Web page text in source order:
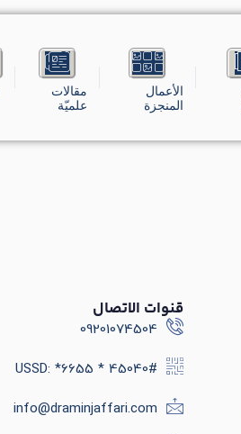
الأعمال
المنجزة
مقالات
علميّة
قنوات الاتصال
09201074504
USSD: *6655 * 45040#
info@draminjaffari.com